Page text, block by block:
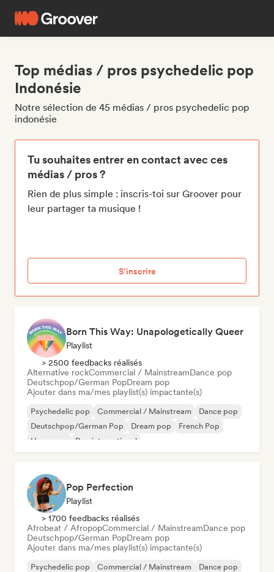
Top médias / pros psychedelic pop
Indonésie
Notre sélection de 45 médias / pros psychedelic pop
indonésie
Tu souhaites entrer en contact avec ces
médias / pros ?
Rien de plus simple : inscris-toi sur Groover pour
leur partager ta musique !
S’inscrire
Born This Way: Unapologetically Queer
Playlist
> 2500 feedbacks réalisés
Alternative rockCommercial / MainstreamDance pop
Deutschpop/German PopDream pop
Ajouter dans ma/mes playlist(s) impactante(s)
Psychedelic pop Commercial / Mainstream
Dance pop
Deutschpop/German Pop
Dream pop
French Pop
Hyperpop
Pop international
Pop Perfection
Playlist
> 1700 feedbacks réalisés
Afrobeat / AfropopCommercial / MainstreamDance pop
Deutschpop/German PopDream pop
Ajouter dans ma/mes playlist(s) impactante(s)
Psychedelic pop Commercial / Mainstream
Dance pop